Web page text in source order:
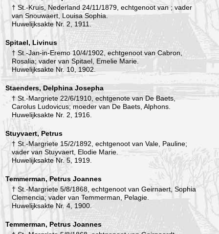
† St.-Kruis, Nederland 24/11/1879, echtgenoot van ; vader
van Snouwaert, Louisa Sophia.
Huwelijksakte Nr. 2, 1911.
Spitael, Livinus
† St.-Jan-in-Eremo 10/4/1902, echtgenoot van Cabron,
Rosalia; vader van Spitael, Emelie Marie.
Huwelijksakte Nr. 10, 1902.
Staenders, Delphina Josepha
† St.-Margriete 22/6/1910, echtgenote van De Baets,
Carolus Ludovicus; moeder van De Baets, Alphons.
Huwelijksakte Nr. 2, 1916.
Stuyvaert, Petrus
† St.-Margriete 15/2/1892, echtgenoot van Vale, Pauline;
vader van Stuyvaert, Elodie Marie.
Huwelijksakte Nr. 5, 1919.
Temmerman, Petrus Joannes
† St.-Margriete 5/8/1868, echtgenoot van Geirnaert, Sophia
Clemencia; vader van Temmerman, Pelagie.
Huwelijksakte Nr. 4, 1900.
Temmerman, Petrus Joannes